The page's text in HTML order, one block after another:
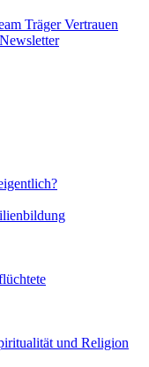
TrägerVertrauen
und Religion